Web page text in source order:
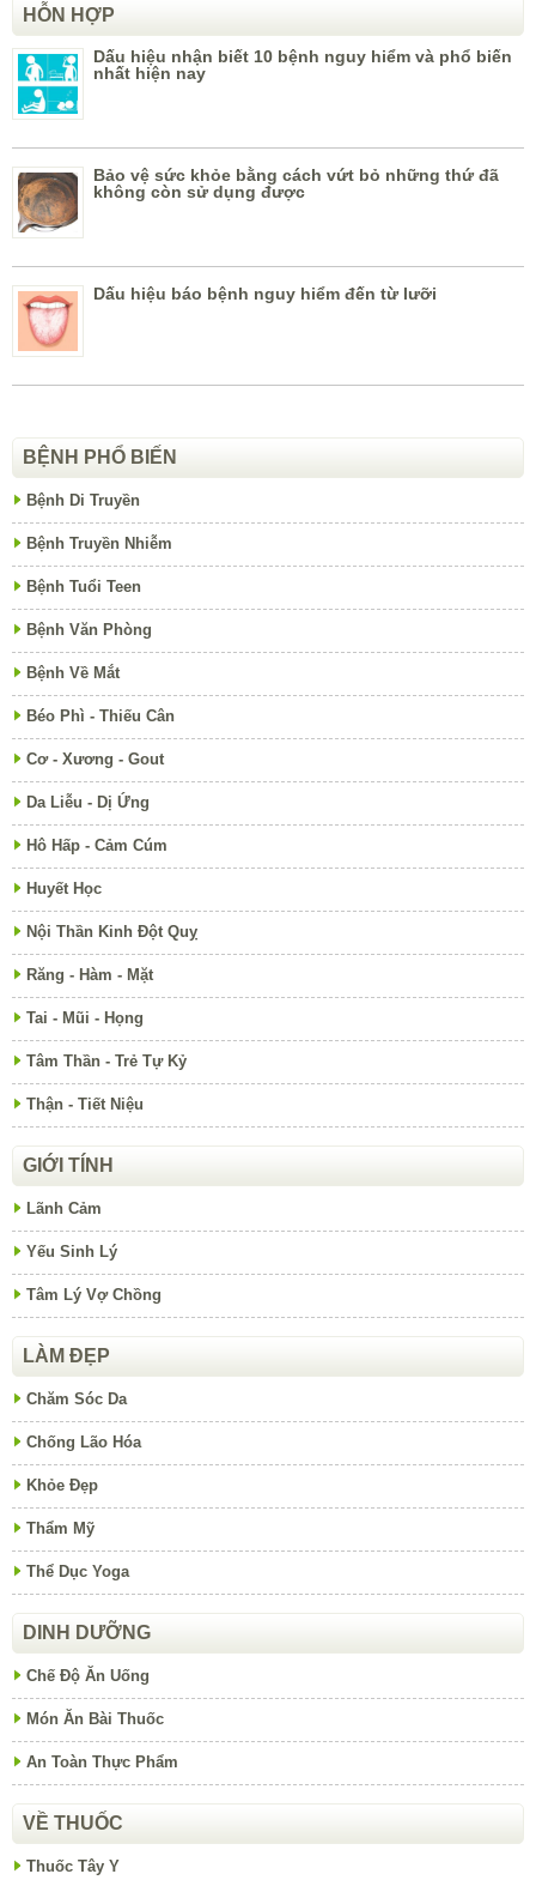
HỖN HỢP
Dấu hiệu nhận biết 10 bệnh nguy hiểm và phổ biến
nhất hiện nay
Bảo vệ sức khỏe bằng cách vứt bỏ những thứ đã
không còn sử dụng được
Dấu hiệu báo bệnh nguy hiểm đến từ lưỡi
BỆNH PHỔ BIẾN
Bệnh Di Truyền
Bệnh Truyền Nhiễm
Bệnh Tuổi Teen
Bệnh Văn Phòng
Bệnh Về Mắt
Béo Phì - Thiếu Cân
Cơ - Xương - Gout
Da Liễu - Dị Ứng
Hô Hấp - Cảm Cúm
Huyết Học
Nội Thần Kinh Đột Quỵ
Răng - Hàm - Mặt
Tai - Mũi - Họng
Tâm Thần - Trẻ Tự Kỷ
Thận - Tiết Niệu
GIỚI TÍNH
Lãnh Cảm
Yếu Sinh Lý
Tâm Lý Vợ Chồng
LÀM ĐẸP
Chăm Sóc Da
Chống Lão Hóa
Khỏe Đẹp
Thẩm Mỹ
Thể Dục Yoga
DINH DƯỠNG
Chế Độ Ăn Uống
Món Ăn Bài Thuốc
An Toàn Thực Phẩm
VỀ THUỐC
Thuốc Tây Y